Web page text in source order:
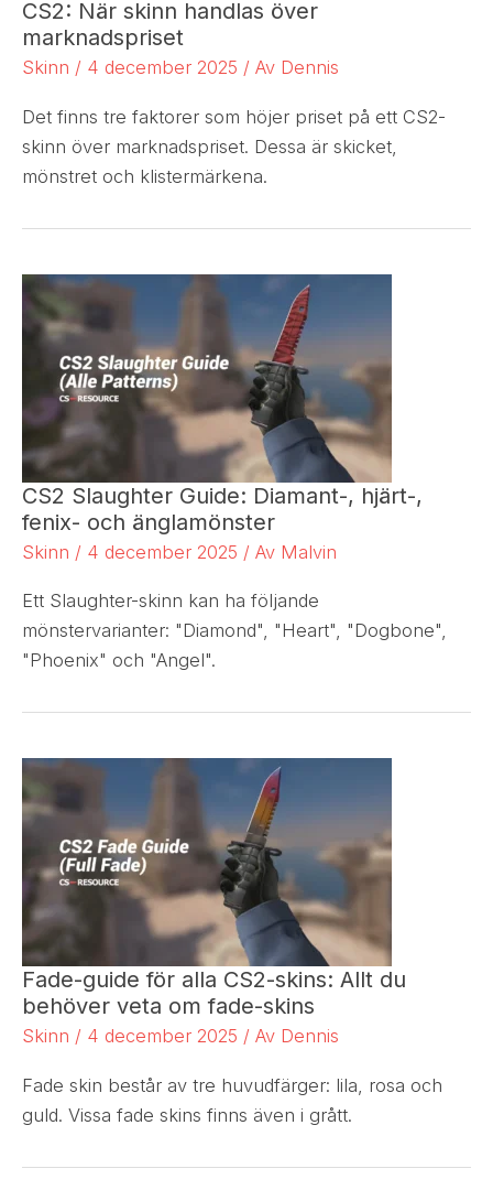
CS2: När skinn handlas över
marknadspriset
Skinn / 4 december 2025 / Av Dennis
Det finns tre faktorer som höjer priset på ett CS2-
skinn över marknadspriset. Dessa är skicket,
mönstret och klistermärkena.
CS2 Slaughter Guide: Diamant-, hjärt-,
fenix- och änglamönster
Skinn / 4 december 2025 / Av Malvin
Ett Slaughter-skinn kan ha följande
mönstervarianter: "Diamond", "Heart", "Dogbone",
"Phoenix" och "Angel".
Fade-guide för alla CS2-skins: Allt du
behöver veta om fade-skins
Skinn / 4 december 2025 / Av Dennis
Fade skin består av tre huvudfärger: lila, rosa och
guld. Vissa fade skins finns även i grått.